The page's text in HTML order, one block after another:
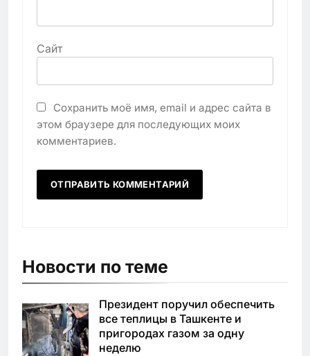
Сайт
Сохранить моё имя, email и адрес сайта в
этом браузере для последующих моих
комментариев.
Новости по теме
Президент поручил обеспечить
все теплицы в Ташкенте и
пригородах газом за одну
неделю